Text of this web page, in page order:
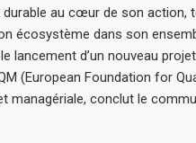
au cœur de son action,
écosystème dans son
lancement d’un nouveau
(European Foundation for
managériale, conclut le